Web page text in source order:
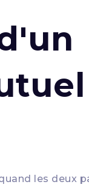
les deux